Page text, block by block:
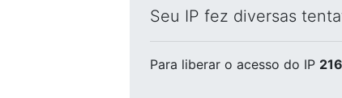
Seu IP fez diversas
Para liberar o acesso do IP